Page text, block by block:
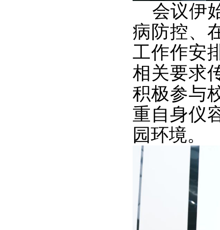
会议伊
病防控、
工作作安
相关要求
积极参与
重自身仪
园环境。